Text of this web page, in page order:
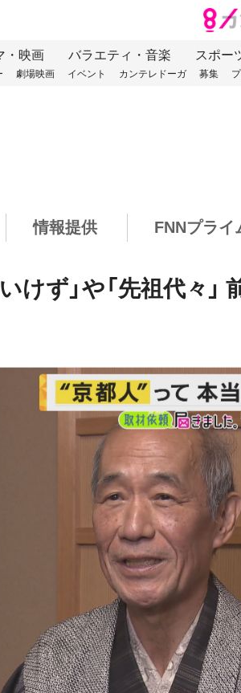
・映画 バラエティ・音楽 スポー
劇場映画 イベント カンテレドーガ 募集
情報提供 FNNプライ
けず」や「先祖代々